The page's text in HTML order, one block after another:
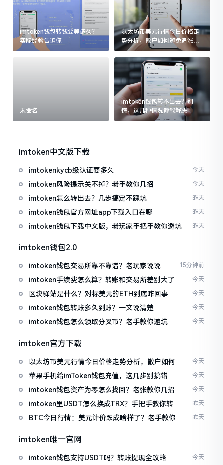
imtoken钱包转钱要等多久？
实际经验告诉你
以太坊币美元行情今日价格走
势分析，散户如何避免追涨杀
跌被套牢
未命名
imtoken钱包转不出去？别
慌，这几种情况都能解决
imtoken中文版下载
imtokenkycb级认证要多久 今天
imtoken风险提示关不掉？老手教你几招 今天
imtoken怎么转出去？几步搞定不踩坑 昨天
imtoken钱包官方网址app下载入口在哪 昨天
imtoken钱包下载中文版，老玩家手把手教你避坑 昨天
imtoken钱包2.0
imtoken钱包交易所靠不靠谱？老玩家说说心
里话
15分钟前
imtoken手续费怎么算？转账和交易所差别大了 今天
区块驿站是什么？对标美元的ETH到底咋回事 今天
imtoken钱包转账多久到账？一文说清楚 今天
imtoken钱包怎么领取分叉币？老手教你避坑 今天
imtoken官方下载
以太坊币美元行情今日价格走势分析，散户如何避
免追涨杀跌被套牢
今天
苹果手机给imToken钱包充值，这几步别搞错 今天
imtoken钱包资产为零怎么找回？老张教你几招 今天
imtoken里USDT怎么换成TRX？手把手教你转成
波场币
昨天
BTC今日行情：美元计价跌成啥样了？老手教你咋
昨天
imtoken唯一官网
imtoken钱包支持USDT吗？转账提现全攻略 今天